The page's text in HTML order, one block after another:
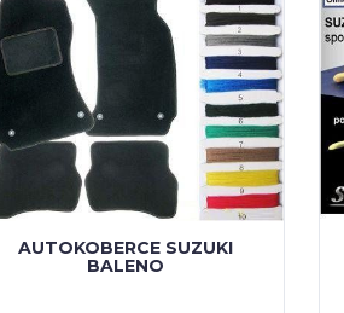
AUTOKOBERCE SUZUKI
BALENO